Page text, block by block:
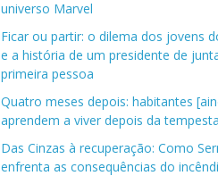
universo Marvel
Ficar ou partir: o dilema dos jovens
e a história de um presidente de
primeira pessoa
Quatro meses depois: habitantes
aprendem a viver depois da
Das Cinzas à recuperação: Como
enfrenta as consequências do